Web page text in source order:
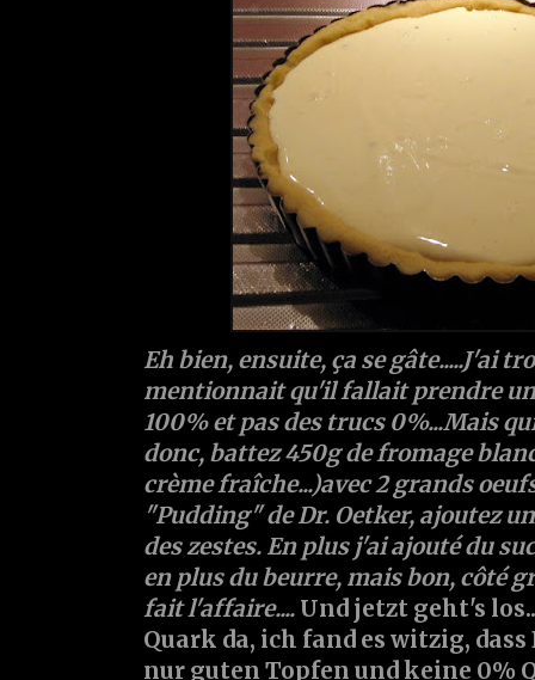
Eh bien, ensuite, ça se gâte.....J'ai
mentionnait qu'il fallait prendre
100% et pas des trucs 0%...Mais
donc, battez 450g de fromage
crème fraîche...)avec 2 grands
"Pudding" de Dr. Oetker, ajoutez
des zestes. En plus j'ai ajouté du
en plus du beurre, mais bon, côté
fait l'affaire.... Und jetzt geht's
Quark da, ich fand es witzig,
nur guten Topfen und keine 0%